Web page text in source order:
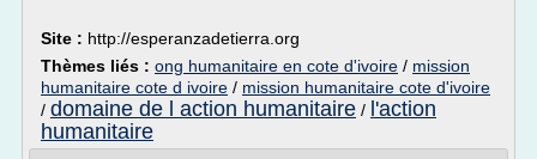
Site : http://esperanzadetierra.org
Thèmes liés : ong humanitaire en cote d'ivoire / mission
humanitaire cote d ivoire / mission humanitaire cote d'ivoire
/ domaine de l action humanitaire / l'action
humanitaire